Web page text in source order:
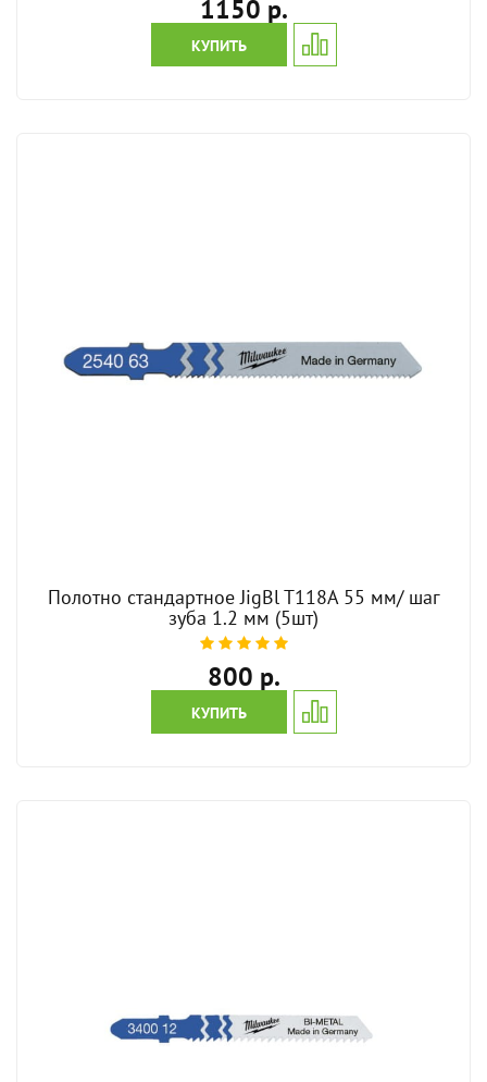
1150 р.
КУПИТЬ
Полотно стандартное JigBl T118A 55 мм/ шаг
зуба 1.2 мм (5шт)
800 р.
КУПИТЬ